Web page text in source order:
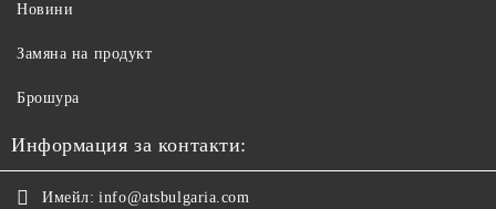
Новини
Замяна на продукт
Брошура
Информация за контакти:
Имейл: info@atsbulgaria.com